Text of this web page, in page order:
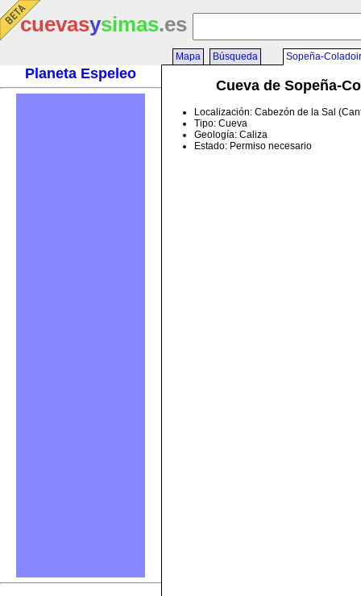
cuevasysimas.es
Planeta Espeleo
Mapa Búsqueda Sopeña-
Cueva de Sopeña-
Localización: Cabezón de la Sal
Tipo: Cueva
Geología: Caliza
Estado: Permiso necesario